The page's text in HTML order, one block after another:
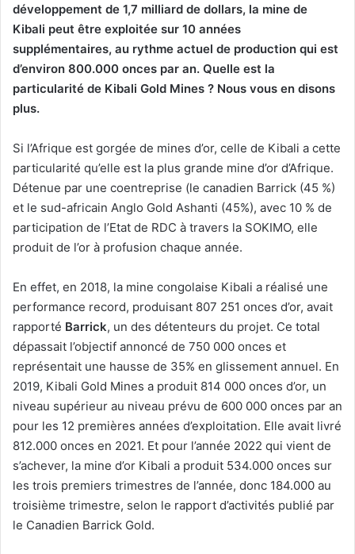
développement de 1,7 milliard de dollars, la mine de
Kibali peut être exploitée sur 10 années
supplémentaires, au rythme actuel de production qui est
d’environ 800.000 onces par an. Quelle est la
particularité de Kibali Gold Mines ? Nous vous en disons
plus.
Si l’Afrique est gorgée de mines d’or, celle de Kibali a cette
particularité qu’elle est la plus grande mine d’or d’Afrique.
Détenue par une coentreprise (le canadien Barrick (45 %)
et le sud-africain Anglo Gold Ashanti (45%), avec 10 % de
participation de l’Etat de RDC à travers la SOKIMO, elle
produit de l’or à profusion chaque année.
En effet, en 2018, la mine congolaise Kibali a réalisé une
performance record, produisant 807 251 onces d’or, avait
rapporté Barrick, un des détenteurs du projet. Ce total
dépassait l’objectif annoncé de 750 000 onces et
représentait une hausse de 35% en glissement annuel. En
2019, Kibali Gold Mines a produit 814 000 onces d’or, un
niveau supérieur au niveau prévu de 600 000 onces par an
pour les 12 premières années d’exploitation. Elle avait livré
812.000 onces en 2021. Et pour l’année 2022 qui vient de
s’achever, la mine d’or Kibali a produit 534.000 onces sur
les trois premiers trimestres de l’année, donc 184.000 au
troisième trimestre, selon le rapport d’activités publié par
le Canadien Barrick Gold.